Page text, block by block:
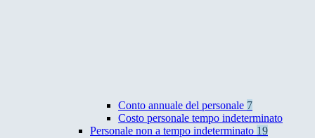
Conto annuale del personale 7
Costo personale tempo indeterminato
Personale non a tempo indeterminato 19